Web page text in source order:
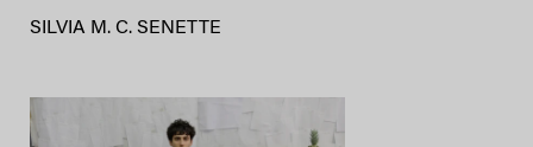
SILVIA M. C. SENETTE